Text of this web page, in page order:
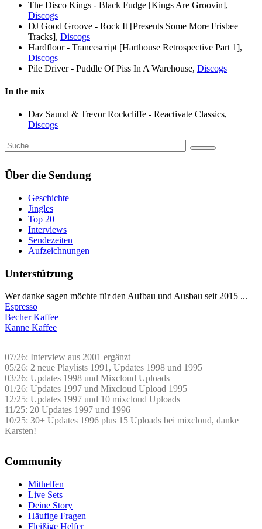
The Disco Kings - Black Fudge [Kings Are Groovin],
Discogs
DJ Good Groove - Rock It [Presents Some More Frisbee
Tracks], Discogs
Hardfloor - Trancescript [Harthouse Retrospective Part 1],
Discogs
Pile Driver - Puddle Of Piss In A Warehouse, Discogs
In the mix
Daz Saund & Trevor Rockcliffe - Reactivate Classics,
Discogs
Über die Sendung
Geschichte
Jingles
Top 20
Interviews
Sendezeiten
Aufzeichnungen
Unterstützung
Wer danke sagen möchte für den Aufbau und Ausbau seit 2015 ...
Espresso
Becher Kaffee
Kanne Kaffee
07/26: Interview aus 2001 ergänzt
05/26: 2 neue Playlists 1991, Updates 1998 und 1995
03/26: Updates 1998 und Mixcloud Uploads
01/26: Updates 1997 und Mixcloud Upload 1995
12/25: Updates 1997 und 10 mixcloud Uploads
11/25: 20 Updates 1997 und 1996
10/25: 30+ Updates 1996 plus 15 Uploads bei mixcloud, danke
Karsten!
Community
Mithelfen
Live Sets
Deine Story
Häufige Fragen
Fleißige Helfer